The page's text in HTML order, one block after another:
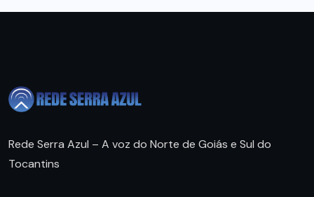
Rede Serra Azul – A voz do Norte de Goiás e Sul do
Tocantins